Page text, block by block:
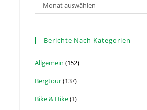
Monat auswählen
Berichte Nach Kategorien
Allgemein (152)
Bergtour(137)
Bike & Hike(1)